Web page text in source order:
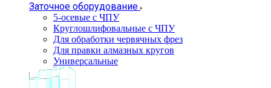
Заточное оборудование
5-осевые с ЧПУ
Круглошлифовальные с ЧПУ
Для обработки червячных фрез
Для правки алмазных кругов
Универсальные